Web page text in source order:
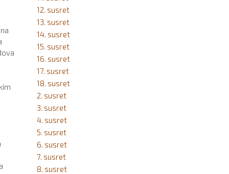
12. susret
13. susret
14. susret
15. susret
16. susret
17. susret
18. susret
2. susret
3. susret
4. susret
5. susret
6. susret
7. susret
8. susret